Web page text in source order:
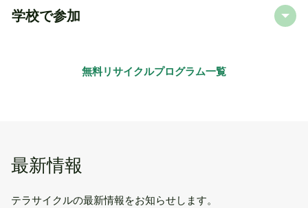
学校で参加
無料リサイクルプログラム一覧
最新情報
テラサイクルの最新情報をお知らせします。